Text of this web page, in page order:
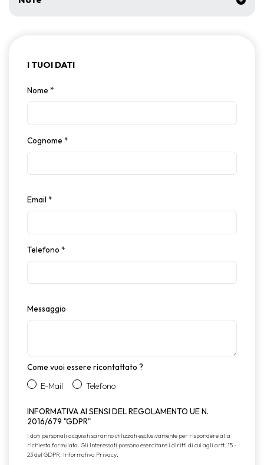
I TUOI DATI
Nome *
Cognome *
Email *
Telefono *
Messaggio
Come vuoi essere ricontattato ?
E-Mail
Telefono
INFORMATIVA AI SENSI DEL REGOLAMENTO UE N.
2016/679 "GDPR"
I dati personali acquisiti saranno utilizzati esclusivamente per rispondere alla
richiesta formulata. Gli Interessati possono esercitare i diritti di cui agli artt. 15 -
23 del GDPR. Informativa Privacy.